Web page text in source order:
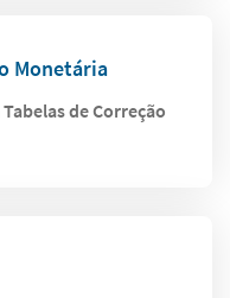
Monetária
de Correção